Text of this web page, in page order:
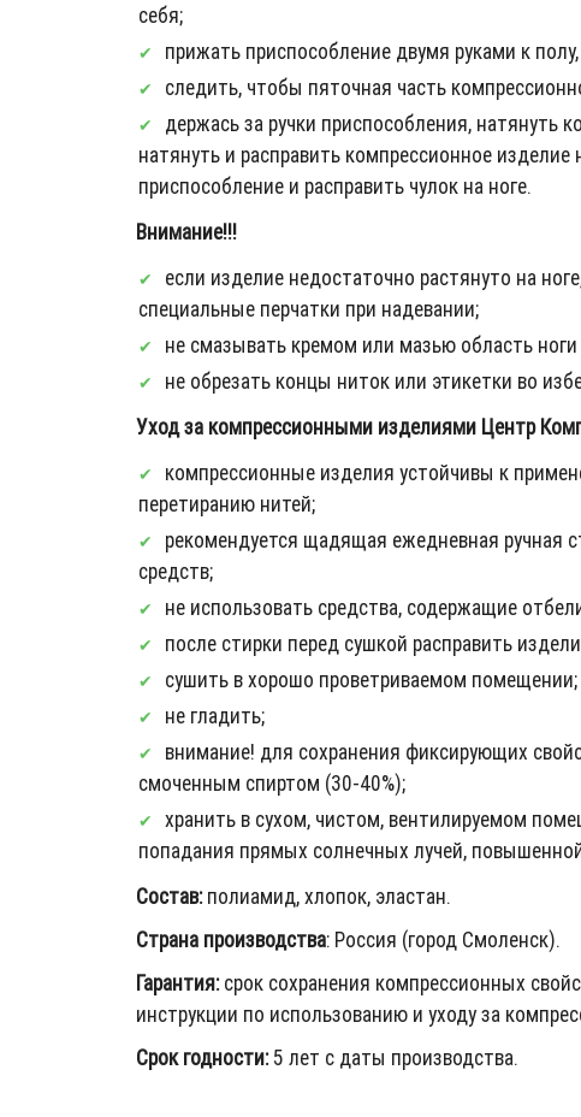
себя;
прижать приспособление двумя руками к
следить, чтобы пяточная часть
держась за ручки приспособления, натянуть
натянуть и расправить компрессионное
приспособление и расправить чулок на ноге.
Внимание!!!
если изделие недостаточно растянуто на
специальные перчатки при надевании;
не смазывать кремом или мазью область
не обрезать концы ниток или этикетки во
Уход за компрессионными изделиями Центр
компрессионные изделия устойчивы к
перетиранию нитей;
рекомендуется щадящая ежедневная ручная
средств;
не использовать средства, содержащие
после стирки перед сушкой расправить
сушить в хорошо проветриваемом помещении;
не гладить;
внимание! для сохранения фиксирующих
смоченным спиртом (30-40%);
хранить в сухом, чистом, вентилируемом
попадания прямых солнечных лучей,
Состав:полиамид, хлопок, эластан.
Страна производства: Россия (город Смоленск).
Гарантия:срок сохранения компрессионных
инструкции по использованию и уходу за
Срок годности:5 лет с даты производства.